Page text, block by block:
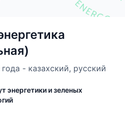
- казахский, русский
энергетики и зеленых